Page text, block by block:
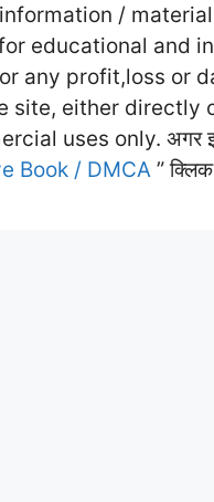
/
educational and
any profit,loss or
site, either directly
uses only. अगर इस
Book / DMCA ”